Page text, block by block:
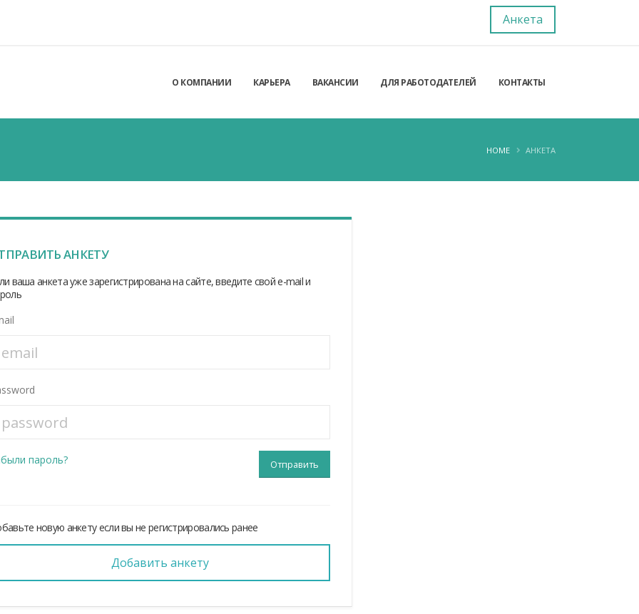
Анкета
О КОМПАНИИ КАРЬЕРА ВАКАНСИИ ДЛЯ РАБОТОДАТЕЛЕЙ КОНТАКТЫ
HOME АНКЕТА
АНКЕТУ
ваша анкета уже зарегистрирована на сайте, введите свой e-mail и
пароль?
новую анкету если вы не регистрировались ранее
Добавить анкету